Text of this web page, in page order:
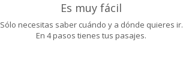
Es muy fácil
Sólo necesitas saber cuándo y a dónde quieres ir.
En 4 pasos tienes tus pasajes.